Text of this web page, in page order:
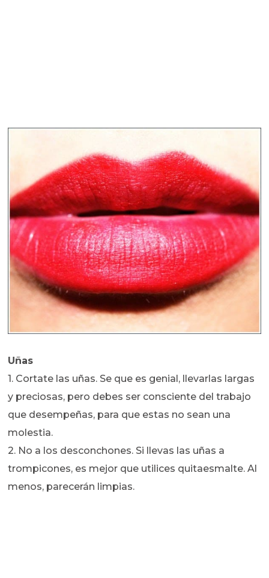
Uñas
1. Cortate las uñas. Se que es genial, llevarlas largas
y preciosas, pero debes ser consciente del trabajo
que desempeñas, para que estas no sean una
molestia.
2. No a los desconchones. Si llevas las uñas a
trompicones, es mejor que utilices quitaesmalte. Al
menos, parecerán limpias.